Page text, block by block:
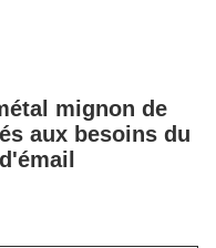
mignon de
aux besoins du